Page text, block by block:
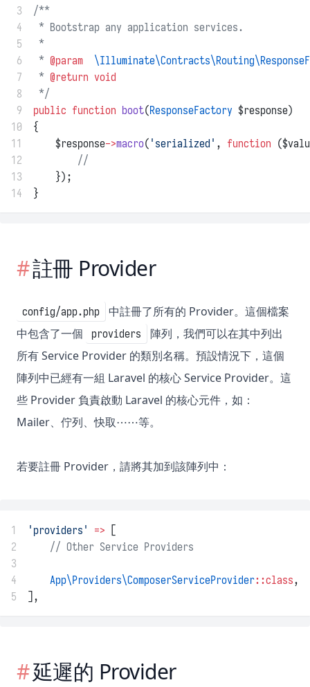
3
/**
4
* Bootstrap any application services.
5
*
6
* @param
7
* @return void
8
*/
9
public function boot(ResponseFactory $response)
10
{
11
    $response
->macro( 'serialized' , function
12
//
13
    });
14
}
註冊 Provider
config/app.php
中註冊了所有的 Provider。這個檔案
中包含了一個
providers
陣列，我們可以在其中列出
所有 Service Provider 的類別名稱。預設情況下，這個
陣列中已經有一組 Laravel 的核心 Service Provider。這
些 Provider 負責啟動 Laravel 的核心元件，如：
Mailer、佇列、快取⋯⋯等。
若要註冊 Provider，請將其加到該陣列中：
1 'providers' => [
2
// Other Service Providers
3
4
App\Providers\ComposerServiceProvider::class,
5
],
延遲的 Provider